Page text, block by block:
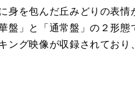
身を包んだ丘みどりの表情
盤」と「通常盤」の２形
ング映像が収録されてお